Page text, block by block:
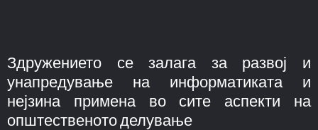
Здружението се залага за развој и
унапредување на информатиката и
нејзина примена во сите аспекти на
општественото делување